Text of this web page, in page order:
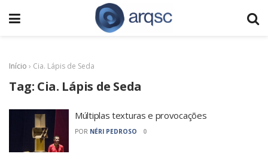
Início › Cia. Lápis de Seda
Tag: Cia. Lápis de Seda
Múltiplas texturas e provocações
POR NÉRI PEDROSO 0